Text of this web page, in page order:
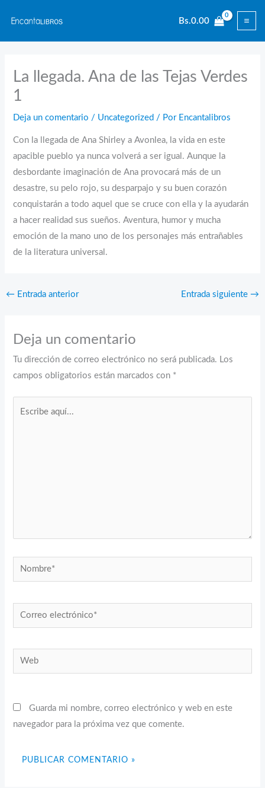
contenido
Bs.0.00
La llegada. Ana de las Tejas Verdes
1
Deja un comentario / Uncategorized / Por Encantalibros
Con la llegada de Ana Shirley a Avonlea, la vida en este
apacible pueblo ya nunca volverá a ser igual. Aunque la
desbordante imaginación de Ana provocará más de un
desastre, su pelo rojo, su desparpajo y su buen corazón
conquistarán a todo aquel que se cruce con ella y la ayudarán
a hacer realidad sus sueños. Aventura, humor y mucha
emoción de la mano uno de los personajes más entrañables
de la literatura universal.
← Entrada anterior Entrada siguiente →
Deja un comentario
Tu dirección de correo electrónico no será publicada. Los
campos obligatorios están marcados con *
Nombre*
Correo
electrónico*
Web
Guarda mi nombre, correo electrónico y web en este
navegador para la próxima vez que comente.